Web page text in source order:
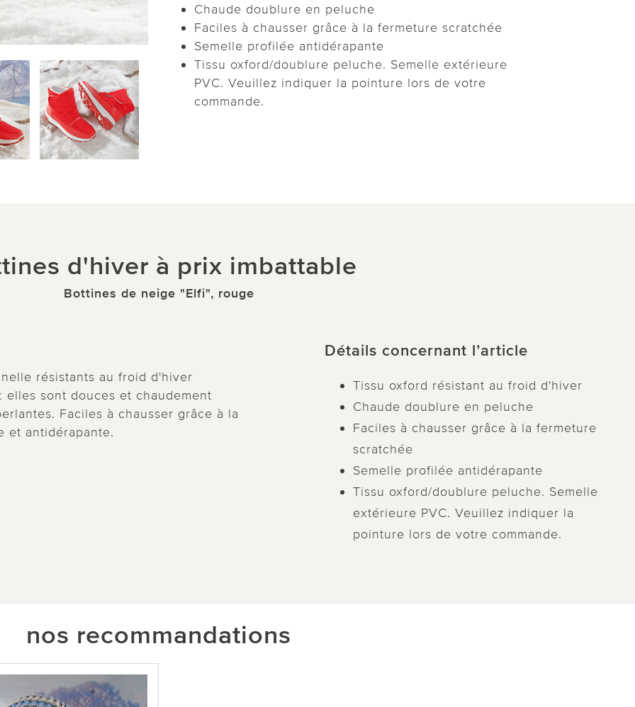
Chaude doublure en peluche
Faciles à chausser grâce à la fermeture scratchée
Semelle profilée antidérapante
Tissu oxford/doublure peluche. Semelle extérieure
PVC. Veuillez indiquer la pointure lors de votre
commande.
d'hiver à prix imbattable
Bottines de neige "Elfi", rouge
résistants au froid d'hiver
sont douces et chaudement
Faciles à chausser grâce à la
et antidérapante.
Détails concernant l’article
Tissu oxford résistant au froid d'hiver
Chaude doublure en peluche
Faciles à chausser grâce à la fermeture
scratchée
Semelle profilée antidérapante
Tissu oxford/doublure peluche. Semelle
extérieure PVC. Veuillez indiquer la
pointure lors de votre commande.
nos recommandations